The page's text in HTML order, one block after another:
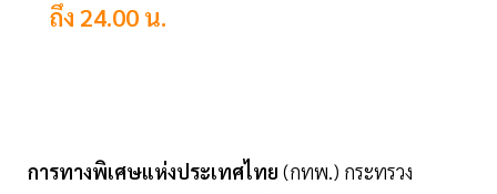
ถึง 24.00 น.
การทางพิเศษแห่งประเทศไทย (กทพ.) กระทรวง